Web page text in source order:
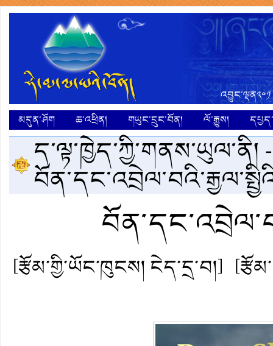
མདུན་ཤོག
ཆ་འཕྲིན། གཡུང་དྲུང་བོན། ལོ་རྒྱུས།
ད་ལྟ་ཁྱེད་ཀྱི་གནས་ཡུལ་ནི།
[རྩོམ་གྱི་ཡོང་ཁུངས། ངེད་དྲ་བ།]